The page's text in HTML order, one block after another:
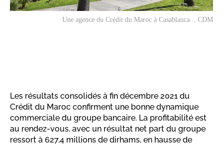
Une agence du Crédit du Maroc à Casablanca. . CDM
Les résultats consolidés à fin décembre 2021 du
Crédit du Maroc confirment une bonne dynamique
commerciale du groupe bancaire. La profitabilité est
au rendez-vous, avec un résultat net part du groupe
ressort à 627,4 millions de dirhams, en hausse de